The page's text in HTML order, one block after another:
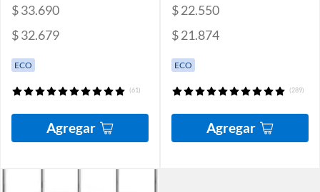
$ 33.690
$ 32.679
ECO
(61)
Agregar
$ 22.550
$ 21.874
ECO
(289)
Agregar